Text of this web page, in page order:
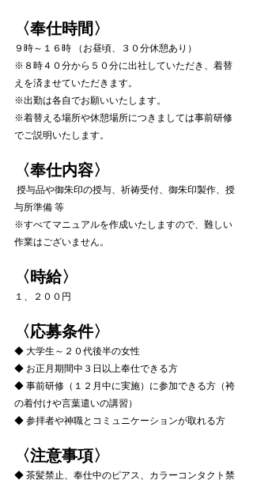
〈奉仕時間〉
９時～１６時 （お昼頃、３０分休憩あり）
※８時４０分から５０分に出社していただき、着替
えを済ませていただきます。
※出勤は各自でお願いいたします。
※着替える場所や休憩場所につきましては事前研修
でご説明いたします。
〈奉仕内容〉
授与品や御朱印の授与、祈祷受付、御朱印製作、授
与所準備 等
※すべてマニュアルを作成いたしますので、難しい
作業はございません。
〈時給〉
１、２００円
〈応募条件〉
◆ 大学生～２０代後半の女性
◆ お正月期間中３日以上奉仕できる方
◆ 事前研修（１２月中に実施）に参加できる方（袴
の着付けや言葉遣いの講習）
◆ 参拝者や神職とコミュニケーションが取れる方
〈注意事項〉
◆ 茶髪禁止、奉仕中のピアス、カラーコンタクト禁